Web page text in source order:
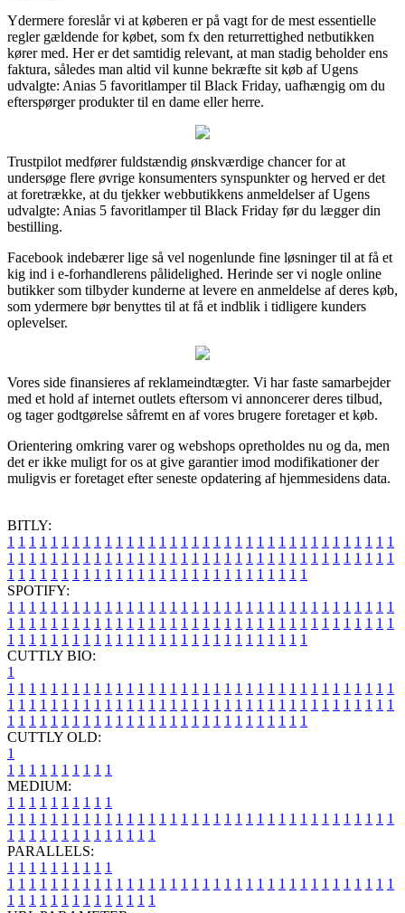
Ydermere foreslår vi at køberen er på vagt for de mest essentielle
regler gældende for købet, som fx den returrettighed netbutikken
kører med. Her er det samtidig relevant, at man stadig beholder ens
faktura, således man altid vil kunne bekræfte sit køb af Ugens
udvalgte: Anias 5 favoritlamper til Black Friday, uafhængig om du
efterspørger produkter til en dame eller herre.
Trustpilot medfører fuldstændig ønskværdige chancer for at
undersøge flere øvrige konsumenters synspunkter og herved er det
at foretrække, at du tjekker webbutikkens anmeldelser af Ugens
udvalgte: Anias 5 favoritlamper til Black Friday før du lægger din
bestilling.
Facebook indebærer lige så vel nogenlunde fine løsninger til at få et
kig ind i e-forhandlerens pålidelighed. Herinde ser vi nogle online
butikker som tilbyder kunderne at levere en anmeldelse af deres køb,
som ydermere bør benyttes til at få et indblik i tidligere kunders
oplevelser.
Vores side finansieres af reklameindtægter. Vi har faste samarbejder
med et hold af internet outlets eftersom vi annoncerer deres tilbud,
og tager godtgørelse såfremt en af vores brugere foretager et køb.
Orientering omkring varer og webshops opretholdes nu og da, men
det er ikke muligt for os at give garantier imod modifikationer der
muligvis er foretaget efter seneste opdatering af hjemmesidens data.
BITLY:
1 1 1 1 1 1 1 1 1 1 1 1 1 1 1 1 1 1 1 1 1 1 1 1 1 1 1 1 1 1 1 1 1 1 1 1
1 1 1 1 1 1 1 1 1 1 1 1 1 1 1 1 1 1 1 1 1 1 1 1 1 1 1 1 1 1 1 1 1 1 1 1
1 1 1 1 1 1 1 1 1 1 1 1 1 1 1 1 1 1 1 1 1 1 1 1 1 1 1 1
SPOTIFY:
1 1 1 1 1 1 1 1 1 1 1 1 1 1 1 1 1 1 1 1 1 1 1 1 1 1 1 1 1 1 1 1 1 1 1 1
1 1 1 1 1 1 1 1 1 1 1 1 1 1 1 1 1 1 1 1 1 1 1 1 1 1 1 1 1 1 1 1 1 1 1 1
1 1 1 1 1 1 1 1 1 1 1 1 1 1 1 1 1 1 1 1 1 1 1 1 1 1 1 1
CUTTLY BIO:
1
1 1 1 1 1 1 1 1 1 1 1 1 1 1 1 1 1 1 1 1 1 1 1 1 1 1 1 1 1 1 1 1 1 1 1 1
1 1 1 1 1 1 1 1 1 1 1 1 1 1 1 1 1 1 1 1 1 1 1 1 1 1 1 1 1 1 1 1 1 1 1 1
1 1 1 1 1 1 1 1 1 1 1 1 1 1 1 1 1 1 1 1 1 1 1 1 1 1 1 1
CUTTLY OLD:
1
1 1 1 1 1 1 1 1 1 1
MEDIUM:
1 1 1 1 1 1 1 1 1 1
1 1 1 1 1 1 1 1 1 1 1 1 1 1 1 1 1 1 1 1 1 1 1 1 1 1 1 1 1 1 1 1 1 1 1 1
1 1 1 1 1 1 1 1 1 1 1 1 1 1
PARALLELS:
1 1 1 1 1 1 1 1 1 1
1 1 1 1 1 1 1 1 1 1 1 1 1 1 1 1 1 1 1 1 1 1 1 1 1 1 1 1 1 1 1 1 1 1 1 1
1 1 1 1 1 1 1 1 1 1 1 1 1 1